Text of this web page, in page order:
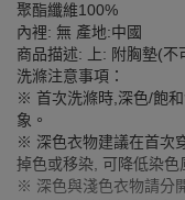
聚酯纖維100%
內裡: 無 產地:中國
商品描述: 上: 附胸墊(不
洗滌注意事項：
※ 首次洗滌時,深色/飽
象。
※ 深色衣物建議在首次
掉色或移染, 可降低染色
※ 深色與淺色衣物請分